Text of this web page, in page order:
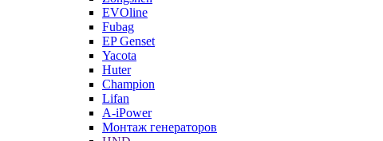
EVOline
Fubag
EP Genset
Yacota
Huter
Champion
Lifan
A-iPower
Монтаж генераторов